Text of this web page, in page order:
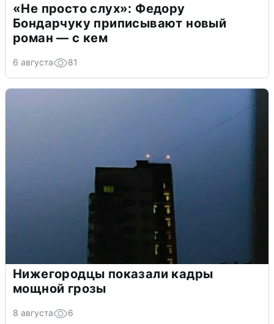
«Не просто слух»: Федору
Бондарчуку приписывают новый
роман — с кем
6 августа 81
Нижегородцы показали кадры
мощной грозы
8 августа 6